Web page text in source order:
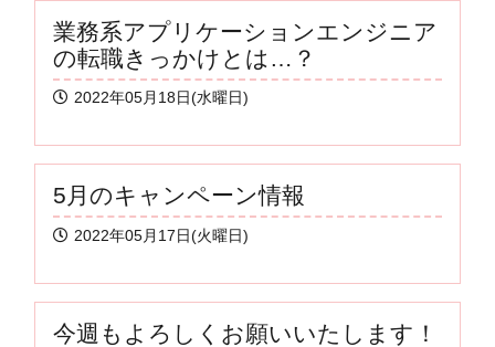
業務系アプリケーションエンジニア
の転職きっかけとは…？
2022年05月18日(水曜日)
5月のキャンペーン情報
2022年05月17日(火曜日)
今週もよろしくお願いいたします！